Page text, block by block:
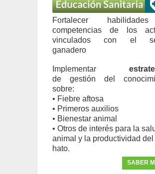
Fortalecer
competencias de los
vinculados con el
ganadero
Implementar
de gestión del
sobre:
• Fiebre aftosa
• Primeros auxilios
• Bienestar animal
• Otros de interés para la
animal y la productividad del
hato.
SABER